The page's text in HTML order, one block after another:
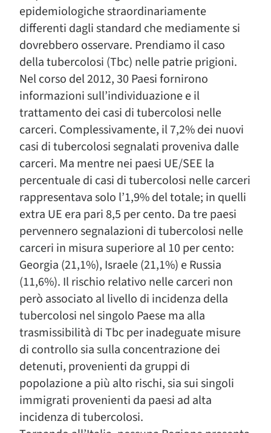
epidemiologiche straordinariamente
differenti dagli standard che mediamente si
dovrebbero osservare. Prendiamo il caso
della tubercolosi (Tbc) nelle patrie prigioni.
Nel corso del 2012, 30 Paesi fornirono
informazioni sull’individuazione e il
trattamento dei casi di tubercolosi nelle
carceri. Complessivamente, il 7,2% dei nuovi
casi di tubercolosi segnalati proveniva dalle
carceri. Ma mentre nei paesi UE/SEE la
percentuale di casi di tubercolosi nelle carceri
rappresentava solo l’1,9% del totale; in quelli
extra UE era pari 8,5 per cento. Da tre paesi
pervennero segnalazioni di tubercolosi nelle
carceri in misura superiore al 10 per cento:
Georgia (21,1%), Israele (21,1%) e Russia
(11,6%). Il rischio relativo nelle carceri non
però associato al livello di incidenza della
tubercolosi nel singolo Paese ma alla
trasmissibilità di Tbc per inadeguate misure
di controllo sia sulla concentrazione dei
detenuti, provenienti da gruppi di
popolazione a più alto rischi, sia sui singoli
immigrati provenienti da paesi ad alta
incidenza di tubercolosi.